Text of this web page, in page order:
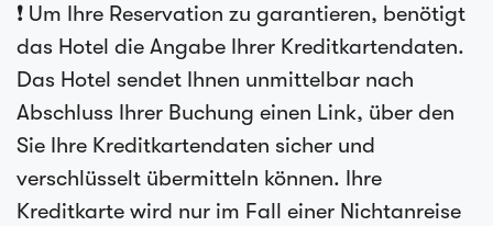
❗ Um Ihre Reservation zu garantieren, benötigt
das Hotel die Angabe Ihrer Kreditkartendaten.
Das Hotel sendet Ihnen unmittelbar nach
Abschluss Ihrer Buchung einen Link, über den
Sie Ihre Kreditkartendaten sicher und
verschlüsselt übermitteln können. Ihre
Kreditkarte wird nur im Fall einer Nichtanreise